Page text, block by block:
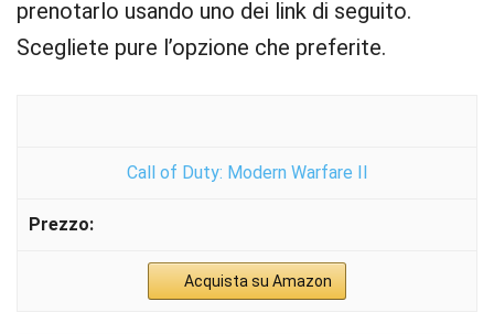
prenotarlo usando uno dei link di seguito.
Scegliete pure l’opzione che preferite.
Call of Duty: Modern Warfare II
Acquista su Amazon